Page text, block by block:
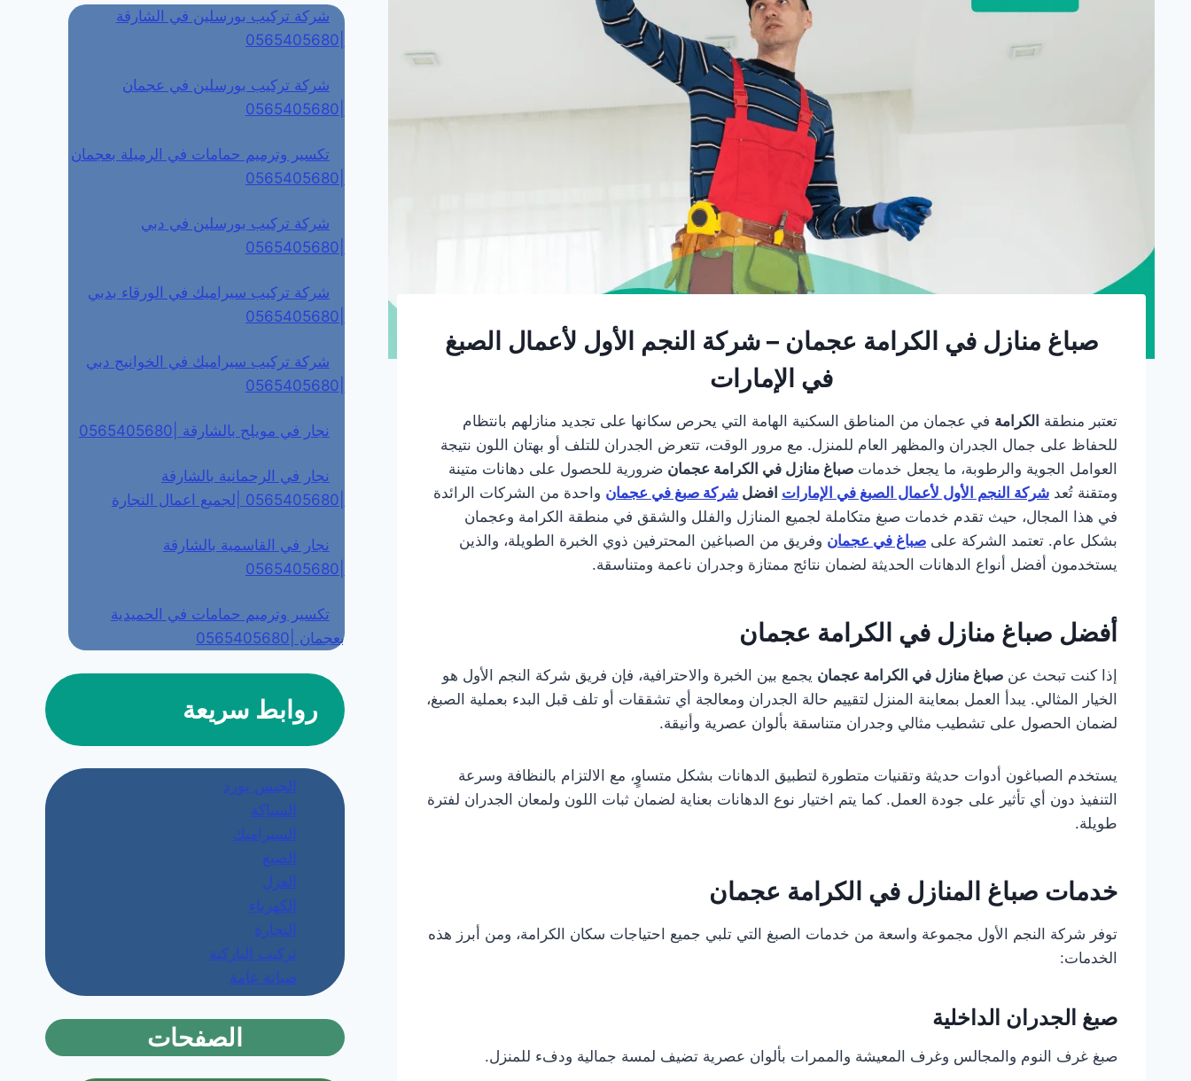
صباغ منازل في الكرامة عجمان – شركة النجم الأول لأعمال الصبغ
في الإمارات
تعتبر منطقة الكرامة في عجمان من المناطق السكنية الهامة التي يحرص سكانها على تجديد منازلهم بانتظام
للحفاظ على جمال الجدران والمظهر العام للمنزل. مع مرور الوقت، تتعرض الجدران للتلف أو بهتان اللون نتيجة
العوامل الجوية والرطوبة، ما يجعل خدماتصباغ منازل في الكرامة عجمان ضرورية للحصول على دهانات متينة
ومتقنة تُعدشركة النجم الأول لأعمال الصبغ في الإمارات افضلشركة صبغ في عجمان واحدة من الشركات الرائدة
في هذا المجال، حيث تقدم خدمات صبغ متكاملة لجميع المنازل والفلل والشقق في منطقة الكرامة وعجمان
بشكل عام. تعتمد الشركة علىصباغ في عجمان وفريق من الصباغين المحترفين ذوي الخبرة الطويلة، والذين
يستخدمون أفضل أنواع الدهانات الحديثة لضمان نتائج ممتازة وجدران ناعمة ومتناسقة.
أفضل صباغ منازل في الكرامة عجمان
إذا كنت تبحث عنصباغ منازل في الكرامة عجمان يجمع بين الخبرة والاحترافية، فإن فريق شركة النجم الأول هو
الخيار المثالي. يبدأ العمل بمعاينة المنزل لتقييم حالة الجدران ومعالجة أي تشققات أو تلف قبل البدء بعملية الصبغ،
لضمان الحصول على تشطيب مثالي وجدران متناسقة بألوان عصرية وأنيقة.
يستخدم الصباغون أدوات حديثة وتقنيات متطورة لتطبيق الدهانات بشكل متساوٍ، مع الالتزام بالنظافة وسرعة
التنفيذ دون أي تأثير على جودة العمل. كما يتم اختيار نوع الدهانات بعناية لضمان ثبات اللون ولمعان الجدران لفترة
طويلة.
خدمات صباغ المنازل في الكرامة عجمان
توفر شركة النجم الأول مجموعة واسعة من خدمات الصبغ التي تلبي جميع احتياجات سكان الكرامة، ومن أبرز هذه
الخدمات:
صبغ الجدران الداخلية
صبغ غرف النوم والمجالس وغرف المعيشة والممرات بألوان عصرية تضيف لمسة جمالية ودفء للمنزل.
شركة تركيب بورسلين في الشارقة
شركة تركيب بورسلين في عجمان
تكسير وترميم حمامات في الرميلة بعجمان
شركة تركيب بورسلين في دبي
شركة تركيب سيراميك في الورقاء بدبي
شركة تركيب سيراميك في الخوانيج دبي
نجار في مويلح بالشارقة |0565405680
نجار في الرحمانية بالشارقة
نجار في القاسمية بالشارقة
تكسير وترميم حمامات في الحميدية
بعجمان |0565405680
روابط سريعة
الجبس بورد
السباكة
السيراميك
الصبغ
العزل
الكهرباء
النجارة
تركيب الباركية
صيانة عامة
الصفحات